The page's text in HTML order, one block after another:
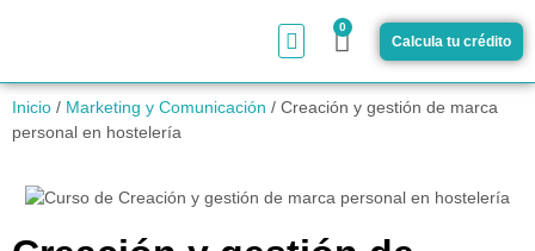
0
Calcula tu crédito
Inicio / Marketing y Comunicación / Creación y gestión de marca
personal en hostelería